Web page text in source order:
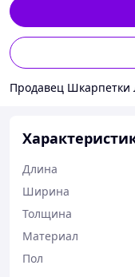
Длина
Ширина
Толщина
Материал
Пол